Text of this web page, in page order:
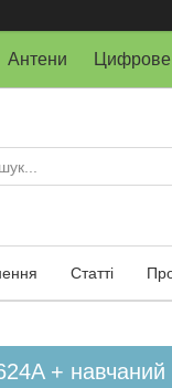
Антени Цифрове
Статті
+ навчаний